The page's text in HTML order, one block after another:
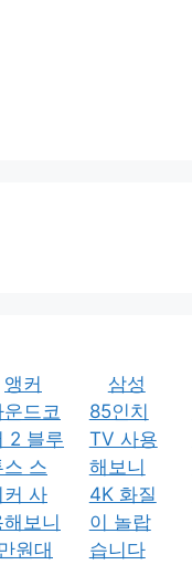
앵커
운드코
2 블루
스 스
커 사
해보니
원대
삼성
85인치
TV 사용
해보니
4K 화질
이 놀랍
습니다